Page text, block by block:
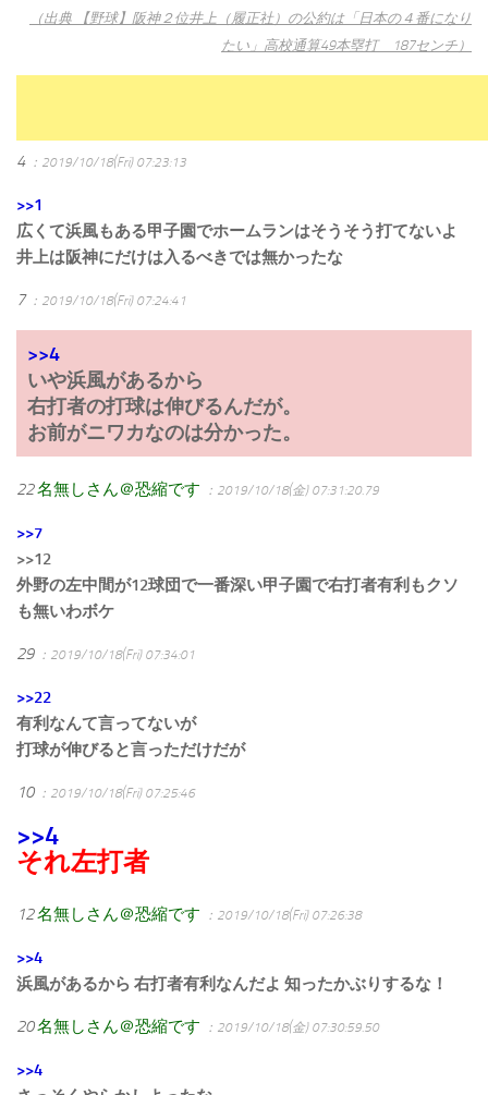
（出典 【野球】阪神２位井上（履正社）の公約は「日本の４番になり
たい」高校通算49本塁打 187センチ）
4 ：2019/10/18(Fri) 07:23:13
>>1
広くて浜風もある甲子園でホームランはそうそう打てないよ
井上は阪神にだけは入るべきでは無かったな
7 ：2019/10/18(Fri) 07:24:41
>>4
いや浜風があるから
右打者の打球は伸びるんだが。
お前がニワカなのは分かった。
22名無しさん＠恐縮です ：2019/10/18(金) 07:31:20.79
>>7
>>12
外野の左中間が12球団で一番深い甲子園で右打者有利もクソ
も無いわボケ
29 ：2019/10/18(Fri) 07:34:01
>>22
有利なんて言ってないが
打球が伸びると言っただけだが
10 ：2019/10/18(Fri) 07:25:46
>>4
それ左打者
12名無しさん＠恐縮です ：2019/10/18(Fri) 07:26:38
>>4
浜風があるから 右打者有利なんだよ 知ったかぶりするな！
20名無しさん＠恐縮です ：2019/10/18(金) 07:30:59.50
>>4